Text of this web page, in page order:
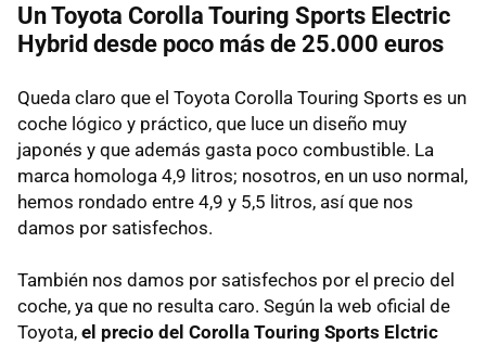
Un Toyota Corolla Touring Sports Electric
Hybrid desde poco más de 25.000 euros
Queda claro que el Toyota Corolla Touring Sports es un
coche lógico y práctico, que luce un diseño muy
japonés y que además gasta poco combustible. La
marca homologa 4,9 litros; nosotros, en un uso normal,
hemos rondado entre 4,9 y 5,5 litros, así que nos
damos por satisfechos.
También nos damos por satisfechos por el precio del
coche, ya que no resulta caro. Según la web oficial de
Toyota, el precio del Corolla Touring Sports Elctric